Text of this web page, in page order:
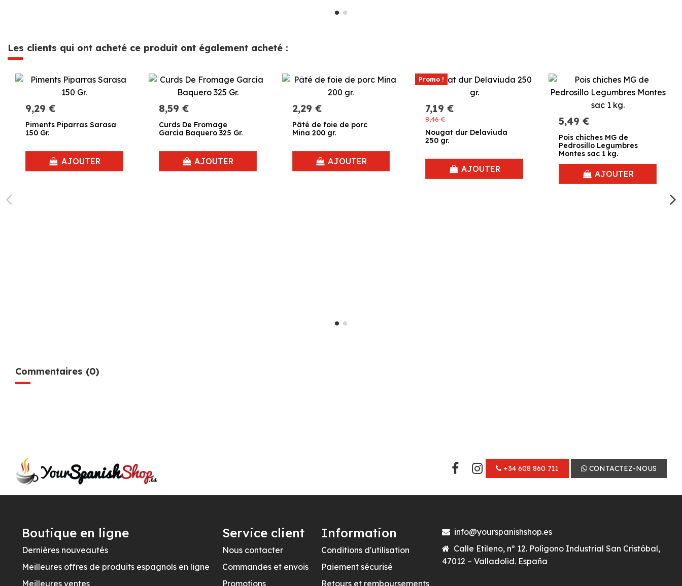
Les clients qui ont acheté ce produit ont également acheté :
9,29 €
Piments Piparras Sarasa
150 Gr.
AJOUTER
8,59 €
Curds De Fromage
García Baquero 325 Gr.
AJOUTER
2,29 €
Pâté de foie de porc
Mina 200 gr.
AJOUTER
Promo !
7,19 €
8,46 €
Nougat dur Delaviuda
250 gr.
AJOUTER
5,49 €
Pois chiches MG de
Pedrosillo Legumbres
Montes sac 1 kg.
AJOUTER
Commentaires (0)
+34 608 860 711 CONTACTEZ-NOUS
Boutique en ligne
Dernières nouveautés
Meilleures offres de produits espagnols en ligne
Meilleures ventes
Service client
Nous contacter
Commandes et envois
Promotions
Information
Conditions d'utilisation
Paiement sécurisé
Retours et remboursements
info@yourspanishshop.es
Calle Etileno, nº 12. Polígono Industrial San Cristóbal,
47012 – Valladolid. España